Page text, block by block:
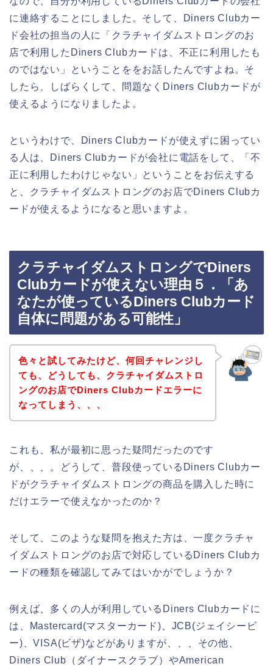
に連絡することにしました。そして、Diners Clubカー
ド会社の担当の人に「クラチャイダムストロングのお
店で利用したDiners Clubカードは、不正に利用したも
のではない」ということををお話したんですよね。そ
したら、しばらくして、問題なくDiners Clubカードが
使えるようになりましたよ。
というわけで、Diners Clubカードが使えずに困ってい
る人は、Diners Clubカードが会社に電話をして、「不
正に利用したわけじゃない」ということをお伝えする
と、クラチャイダムストロングのお店でDiners Clubカ
ードが使えるようになると思いますよ。
クラチャイダムストロングでDiners
Clubカードが使えない理由５．「あ
なたが使っているDiners Clubカード
自体に問題がある可能性」
色々と試してみたけど、何回チャレンジし
ても、どうしても、クラチャイダムストロ
ングのお店でDiners Clubカードエラーに
なってしまう、、、
これも、私が最初に思った疑問だったのです
が、、、。どうして、普段使っているDiners Clubカー
ドがクラチャイダムストロングの商品を購入した時に
だけエラーで使えなかったのか？
そして、このような疑問を抱えた方は、一度クラチャ
イダムストロングのお店で対応しているDiners Clubカ
ードの種類を確認してみてはいかがでしょうか？
例えば、多くの人が利用しているDiners Clubカードに
は、Mastercard(マスターカード)、JCB(ジェイシービ
ー)、VISA(ビザ)などがありますが、、、その他、
Diners Club（ダイナースクラブ）やAmerican